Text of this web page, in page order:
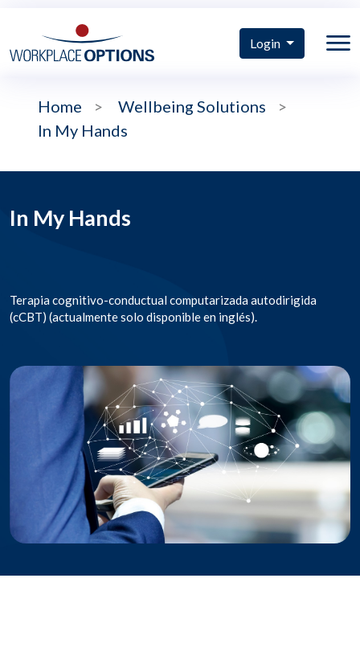
Login
Home > Wellbeing Solutions
>
In My Hands
In My Hands
Terapia cognitivo-conductual computarizada autodirigida
(cCBT) (actualmente solo disponible en inglés).